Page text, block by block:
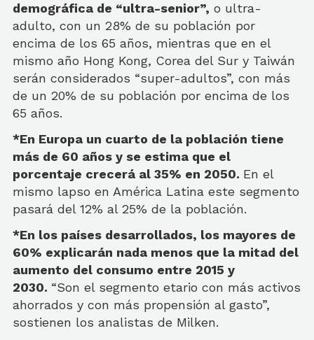
demográfica de “ultra-senior”, o ultra-
adulto, con un 28% de su población por
encima de los 65 años, mientras que en el
mismo año Hong Kong, Corea del Sur y Taiwán
serán considerados “super-adultos”, con más
de un 20% de su población por encima de los
65 años.
*En Europa un cuarto de la población tiene
más de 60 años y se estima que el
porcentaje crecerá al 35% en 2050. En el
mismo lapso en América Latina este segmento
pasará del 12% al 25% de la población.
*En los países desarrollados, los mayores de
60% explicarán nada menos que la mitad del
aumento del consumo entre 2015 y
2030. “Son el segmento etario con más activos
ahorrados y con más propensión al gasto”,
sostienen los analistas de Milken.